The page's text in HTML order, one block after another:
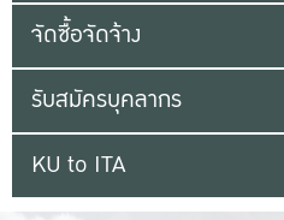
จัดซื้อจัดจ้าง
รับสมัครบุคลากร
KU to ITA